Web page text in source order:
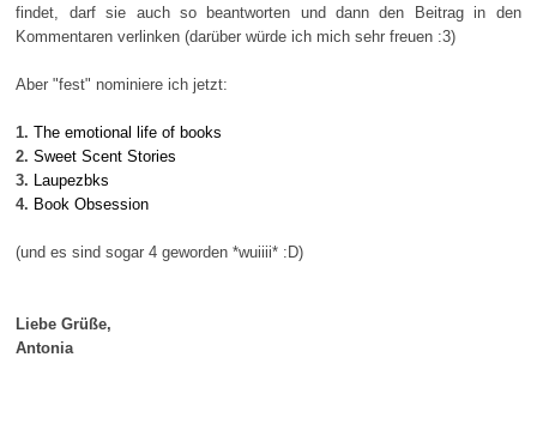
findet, darf sie auch so beantworten und dann den Beitrag in den
Kommentaren verlinken (darüber würde ich mich sehr freuen :3)
Aber "fest" nominiere ich jetzt:
1. The emotional life of books
2. Sweet Scent Stories
3.
Laupezbks
4. Book Obsession
(und es sind sogar 4 geworden *wuiiii* :D)
Liebe Grüße,
Antonia